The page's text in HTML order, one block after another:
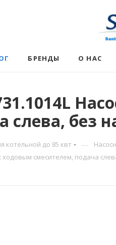
БРЕНДЫ О НАС
без
котельной до 85 квт —
х ходовым смесителем, подача